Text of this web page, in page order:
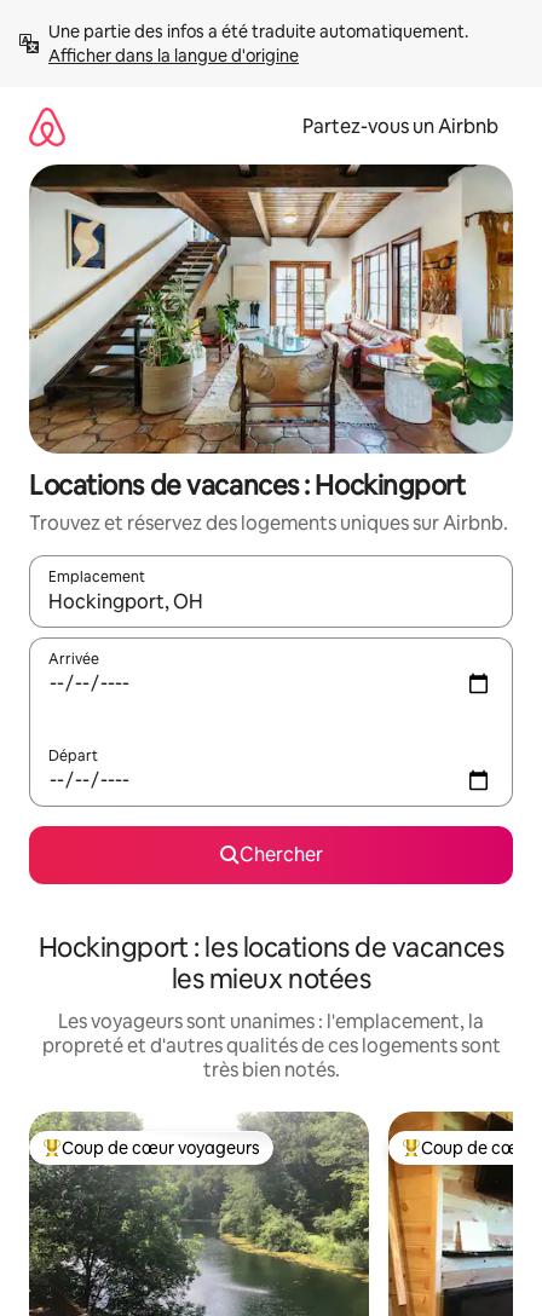
directement
Afficher dans la langue d'origine
Partez-vous un Airbnb
Locations de vacances : Hockingport
Trouvez et réservez des logements uniques sur Airbnb.
Emplacement
Quand les résultats sont affichés, parcourez-les en utilisant
Arrivée
Départ
Chercher
Hockingport : les locations de vacances
les mieux notées
Les voyageurs sont unanimes : l'emplacement, la
propreté et d'autres qualités de ces logements sont
très bien notés.
Coup de cœur voyageurs parmi les plus aimés
Coup de cœur voyageurs Coup de cœur
Coup de cœur